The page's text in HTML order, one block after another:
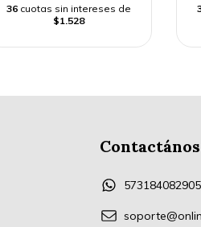
36 cuotas sin intereses de
$1.528
Contactános
573184082905